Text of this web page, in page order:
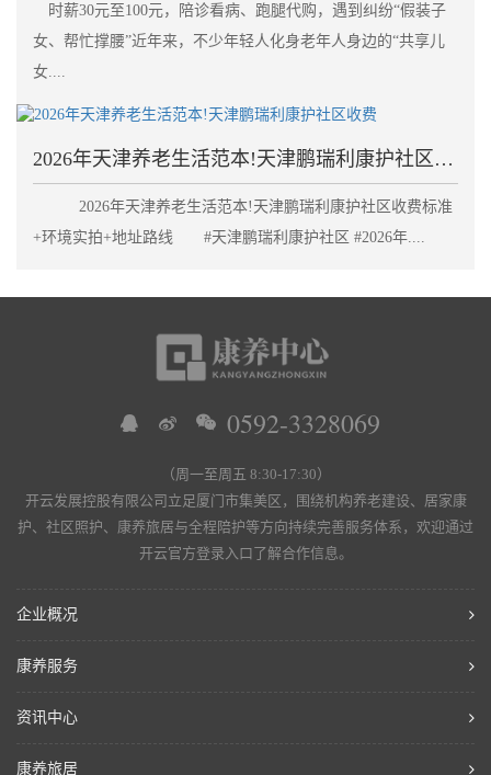
时薪30元至100元，陪诊看病、跑腿代购，遇到纠纷“假装子
女、帮忙撑腰”近年来，不少年轻人化身老年人身边的“共享儿
女....
2026年天津养老生活范本!天津鹏瑞利康护社区收费
2026年天津养老生活范本!天津鹏瑞利康护社区收费标准
+环境实拍+地址路线 #天津鹏瑞利康护社区 #2026年....
0592-3328069
（周一至周五 8:30-17:30）
开云发展控股有限公司立足厦门市集美区，围绕机构养老建设、居家康
护、社区照护、康养旅居与全程陪护等方向持续完善服务体系，欢迎通过
开云官方登录入口了解合作信息。
企业概况
康养服务
资讯中心
康养旅居